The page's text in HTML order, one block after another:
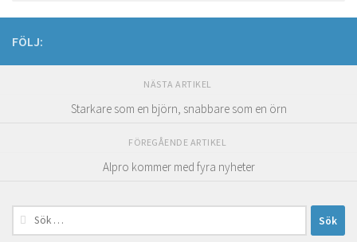
FÖLJ:
NÄSTA ARTIKEL
Starkare som en björn, snabbare som en örn
FÖREGÅENDE ARTIKEL
Alpro kommer med fyra nyheter
Sök
efter: